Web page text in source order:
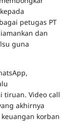
petugas PT
dan
guna
tiruan. Video call
akhirnya
korban